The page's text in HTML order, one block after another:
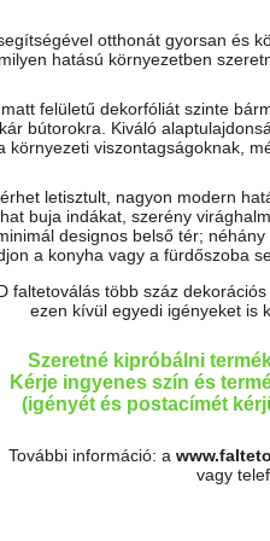
otthonát gyorsan és
hatású környezetben
felületű dekorfóliát szinte
bútorokra. Kiváló
környezeti viszontagságoknak,
letisztult, nagyon modern
buja indákat, szerény
designos belső tér;
a konyha vagy a fürdőszoba
faltetoválás több száz
ezen kívül egyedi igényeket is
Szeretné kipróbálni
Kérje ingyenes szín és
(igényét és postacímét
További információ: a
vagy